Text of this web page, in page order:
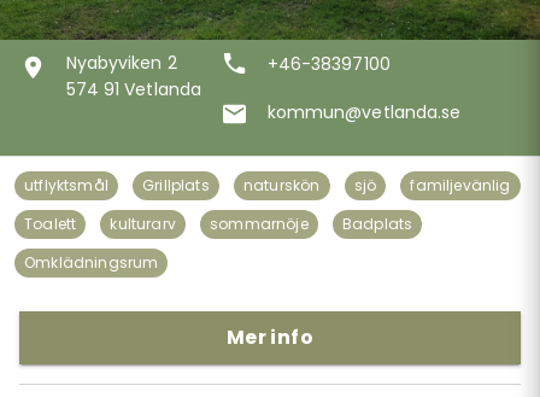
Nyabyviken 2
574 91 Vetlanda
+46-38397100
kommun@vetlanda.se
utflyktsmål Grillplats naturskön sjö
familjevänlig
Toalett
kulturarv sommarnöje
Badplats
Omklädningsrum
Mer info